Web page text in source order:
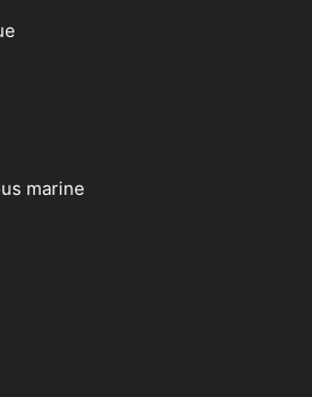
marine